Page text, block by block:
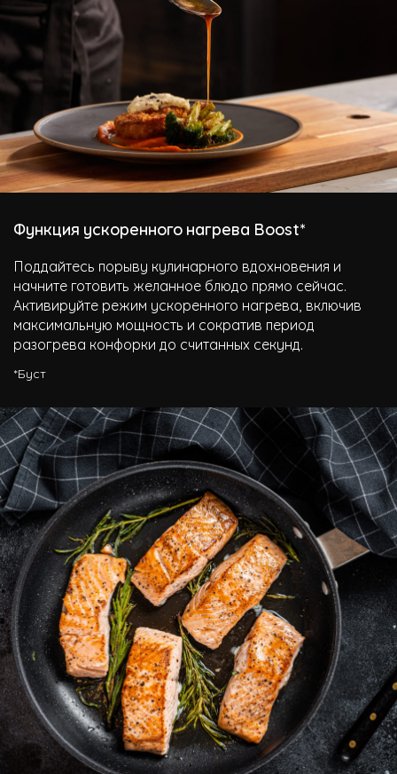
Функция ускоренного нагрева Boost*
Поддайтесь порыву кулинарного вдохновения и
начните готовить желанное блюдо прямо сейчас.
Активируйте режим ускоренного нагрева, включив
максимальную мощность и сократив период
разогрева конфорки до считанных секунд.
*Буст